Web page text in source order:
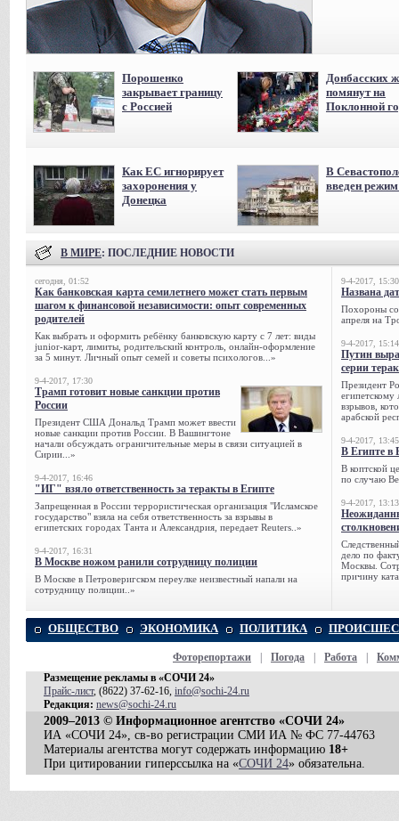
Порошенко
закрывает границу
с Россией
Донбасских
помянут на
Поклонной
Как ЕС игнорирует
захоронения у
Донецка
В
введен
В МИРЕ: ПОСЛЕДНИЕ НОВОСТИ
сегодня, 01:52
Как банковская карта семилетнего может стать первым
шагом к финансовой независимости: опыт современных
родителей
Как выбрать и оформить ребёнку банковскую карту с 7 лет: виды
junior-карт, лимиты, родительский контроль, онлайн-оформление
за 5 минут. Личный опыт семей и советы психологов...»
9-4-2017, 17:30
Трамп готовит новые санкции против
России
Президент США Дональд Трамп может ввести
новые санкции против России. В Вашингтоне
начали обсуждать ограничительные меры в связи ситуацией в
Сирии...»
9-4-2017, 16:46
"ИГ" взяло ответственность за теракты в Египте
Запрещенная в России террористическая организация "Исламское
государство" взяла на себя ответственность за взрывы в
египетских городах Танта и Александрия, передает Reuters..»
9-4-2017, 16:31
В Москве ножом ранили сотрудницу полиции
В Москве в Петроверигском переулке неизвестный напали на
сотрудницу полиции..»
9-4-2017, 15:30
Названа
Похороны
апреля на
9-4-2017, 15:14
Путин
серии
Президент
египетскому
взрывов,
арабской
9-4-2017, 13:45
В Египте в
В коптской
по случаю
9-4-2017, 13:13
дело по
Москвы.
причину
ОБЩЕСТВО ЭКОНОМИКА ПОЛИТИКА
Фоторепортажи Погода Работа
Размещение рекламы в «СОЧИ 24»
Прайс-лист, (8622) 37-62-16, info@sochi-24.ru
Редакция: news@sochi-24.ru
2009–2013 © Информационное агентство «СОЧИ 24»
ИА «СОЧИ 24», св-во регистрации СМИ ИА № ФС 77-44763
Материалы агентства могут содержать информацию 18+
При цитировании гиперссылка на «СОЧИ 24» обязательна.